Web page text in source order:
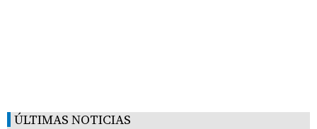
ÚLTIMAS NOTICIAS